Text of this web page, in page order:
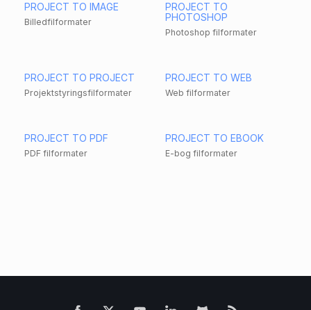
PROJECT TO IMAGE
Billedfilformater
PROJECT TO
PHOTOSHOP
Photoshop filformater
PROJECT TO PROJECT
Projektstyringsfilformater
PROJECT TO WEB
Web filformater
PROJECT TO PDF
PDF filformater
PROJECT TO EBOOK
E-bog filformater